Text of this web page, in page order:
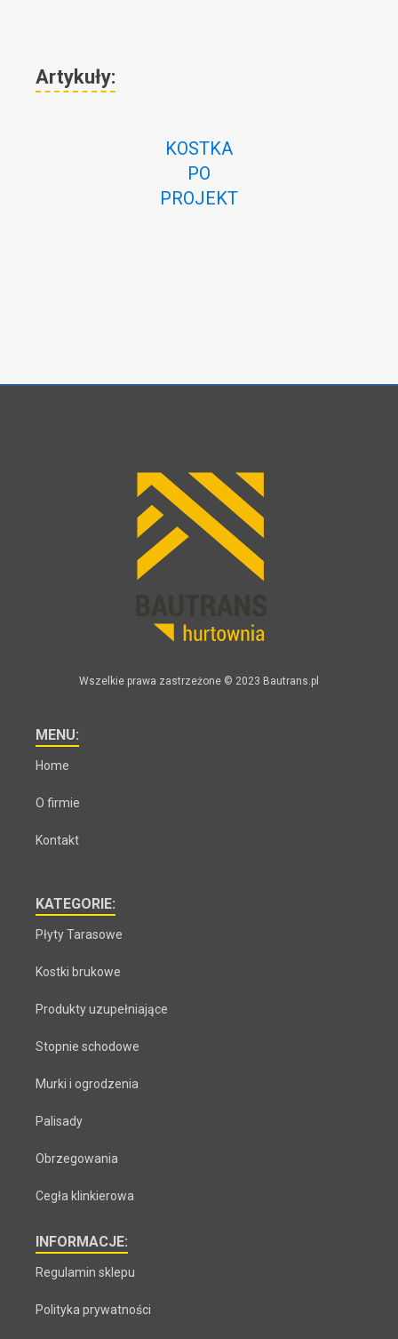
Artykuły:
KOSTKA
PO
PROJEKT
Wszelkie prawa zastrzeżone © 2023 Bautrans.pl
MENU:
Home
O firmie
Kontakt
KATEGORIE:
Płyty Tarasowe
Kostki brukowe
Produkty uzupełniające
Stopnie schodowe
Murki i ogrodzenia
Palisady
Obrzegowania
Cegła klinkierowa
INFORMACJE:
Regulamin sklepu
Polityka prywatności